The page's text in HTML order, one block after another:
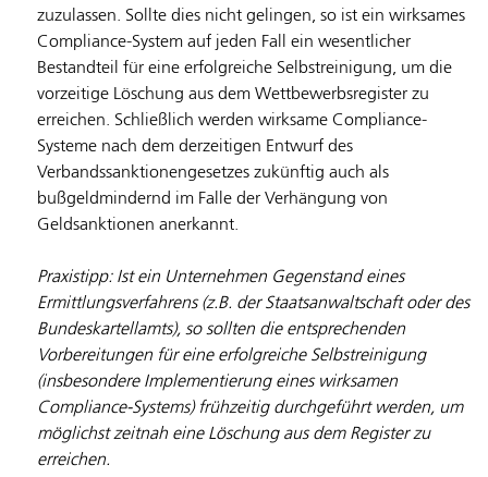
zuzulassen. Sollte dies nicht gelingen, so ist ein wirksames
Compliance-System auf jeden Fall ein wesentlicher
Bestandteil für eine erfolgreiche Selbstreinigung, um die
vorzeitige Löschung aus dem Wettbewerbsregister zu
erreichen. Schließlich werden wirksame Compliance-
Systeme nach dem derzeitigen Entwurf des
Verbandssanktionengesetzes zukünftig auch als
bußgeldmindernd im Falle der Verhängung von
Geldsanktionen anerkannt.
Praxistipp: Ist ein Unternehmen Gegenstand eines
Ermittlungsverfahrens (z.B. der Staatsanwaltschaft oder des
Bundeskartellamts), so sollten die entsprechenden
Vorbereitungen für eine erfolgreiche Selbstreinigung
(insbesondere Implementierung eines wirksamen
Compliance-Systems) frühzeitig durchgeführt werden, um
möglichst zeitnah eine Löschung aus dem Register zu
erreichen.